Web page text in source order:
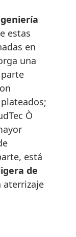
estas
en
una
Ò
está
de
aterrizaje